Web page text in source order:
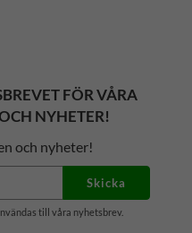
FÖR VÅRA
NYHETER!
och nyheter!
Skicka
till våra nyhetsbrev.